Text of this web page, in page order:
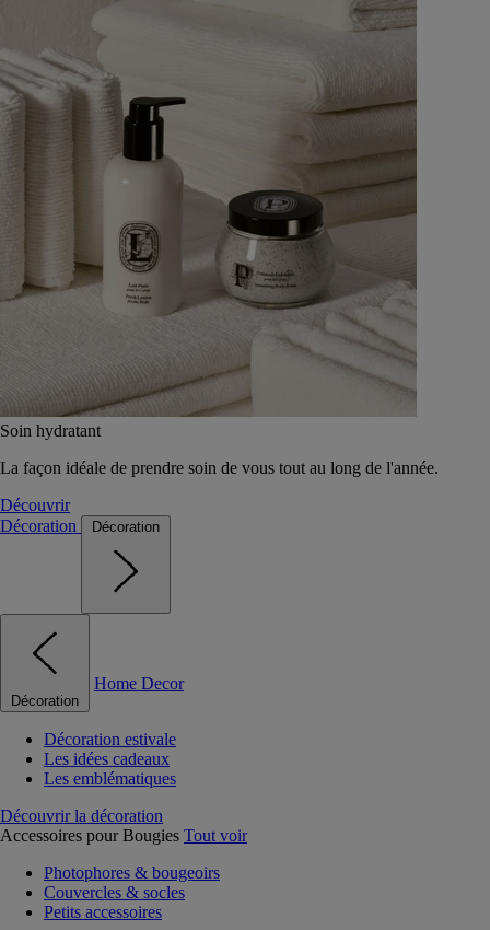
Soin hydratant
La façon idéale de prendre soin de vous tout au long de l'année.
Découvrir
Décoration
Décoration
Décoration
Home Decor
Décoration estivale
Les idées cadeaux
Les emblématiques
Découvrir la décoration
Accessoires pour Bougies Tout voir
Photophores & bougeoirs
Couvercles & socles
Petits accessoires